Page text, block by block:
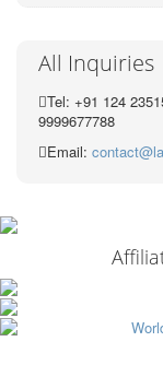
All Inquiries
Tel: +91 124
9999677788
Email: